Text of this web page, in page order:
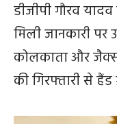
डीजीपी गौरव
मिली जानकारी पर
कोलकाता और
की गिरफ्तारी से